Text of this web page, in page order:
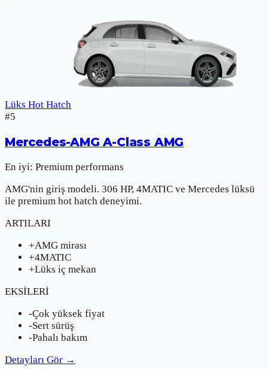
Lüks Hot Hatch
#5
Mercedes-AMG A-Class AMG
En iyi: Premium performans
AMG'nin giriş modeli. 306 HP, 4MATIC ve Mercedes lüksü
ile premium hot hatch deneyimi.
ARTILARI
+AMG mirası
+4MATIC
+Lüks iç mekan
EKSİLERİ
-Çok yüksek fiyat
-Sert sürüş
-Pahalı bakım
Detayları Gör →